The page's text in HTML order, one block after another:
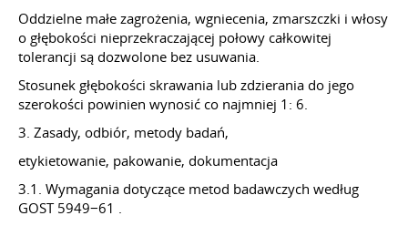
Oddzielne małe zagrożenia, wgniecenia, zmarszczki i włosy
o głębokości nieprzekraczającej połowy całkowitej
tolerancji są dozwolone bez usuwania.
Stosunek głębokości skrawania lub zdzierania do jego
szerokości powinien wynosić co najmniej 1: 6.
3. Zasady, odbiór, metody badań,
etykietowanie, pakowanie, dokumentacja
3.1. Wymagania dotyczące metod badawczych według
GOST 5949−61 .